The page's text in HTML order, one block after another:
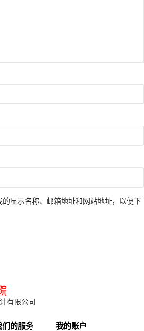
的显示名称、邮箱地址和网站地址，以便下
有限公司
们的服务 我的账户